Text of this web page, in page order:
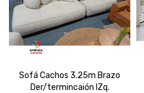
Sofá Cachos 3.25m Brazo
Der/termincaión IZq.